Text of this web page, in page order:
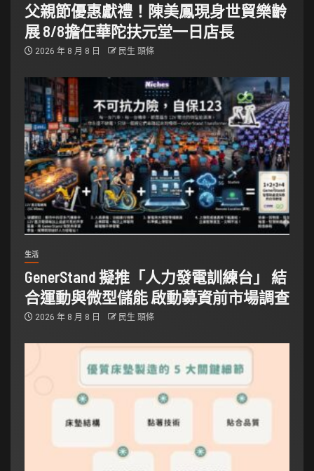
父親節優惠獻禮！陳美鳳現身世貿樂齡
展 8/8擔任華陀扶元堂一日店長
2026 年 8 月 8 日 民生 頭條
生活
GenerStand 擬推「人力發電訓練台」 結
合運動與微型儲能 啟動募資前市場調查
2026 年 8 月 8 日 民生 頭條